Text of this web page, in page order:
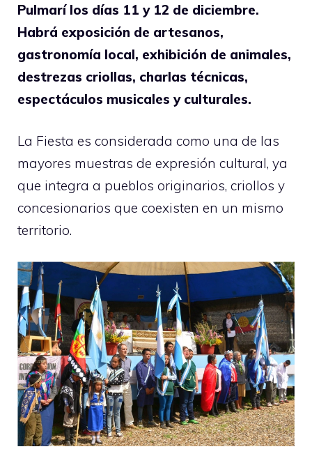
Pulmarí los días 11 y 12 de diciembre.
Habrá exposición de artesanos,
gastronomía local, exhibición de animales,
destrezas criollas, charlas técnicas,
espectáculos musicales y culturales.
La Fiesta es considerada como una de las
mayores muestras de expresión cultural, ya
que integra a pueblos originarios, criollos y
concesionarios que coexisten en un mismo
territorio.